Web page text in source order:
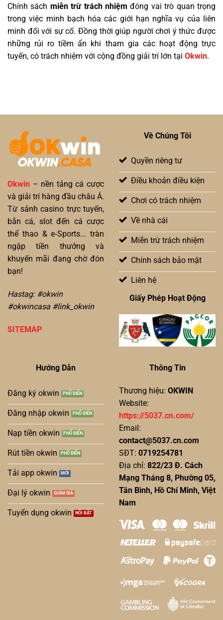
Chính sách miễn trừ trách nhiệmđóng vai trò quan trọng
trong việc minh bạch hóa các giới hạn nghĩa vụ của liên
minh đối với sự cố. Đồng thời giúp người chơi ý thức được
những rủi ro tiềm ẩn khi tham gia các hoạt động trực
tuyến, có trách nhiệm với cộng đồng giải trí lớn tại Okwin.
Okwin – nền tảng cá cược
và giải trí hàng đầu châu Á.
Từ sảnh casino trực tuyến,
bắn cá, slot đến cá cược
thể thao & e‑Sports... tràn
ngập tiền thưởng và
khuyến mãi đang chờ đón
bạn!
Hastag: #okwin
#okwincasa #link_okwin
SITEMAP
Về Chúng Tôi
Quyền riêng tư
Điều khoản điều kiện
Chơi có trách nhiệm
Về nhà cái
Miễn trừ trách nhiệm
Chính sách bảo mật
Liên hệ
Giấy Phép Hoạt Động
Hướng Dẫn
Đăng ký okwin
Đăng nhập okwin
Nạp tiền okwin
Rút tiền okwin
Tải app okwin
Đại lý okwin
Tuyển dụng okwin
Thông Tin
Thương hiệu: OKWIN
Website:
https://5037.cn.com/
Email:
contact@5037.cn.com
SĐT: 0719254781
Địa chỉ: 822/23 Đ. Cách
Mạng Tháng 8, Phường 05,
Tân Bình, Hồ Chí Minh, Việt
Nam